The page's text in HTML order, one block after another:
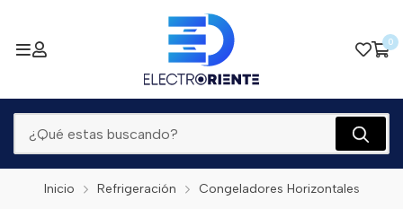
0
Inicio Refrigeración Congeladores Horizontales